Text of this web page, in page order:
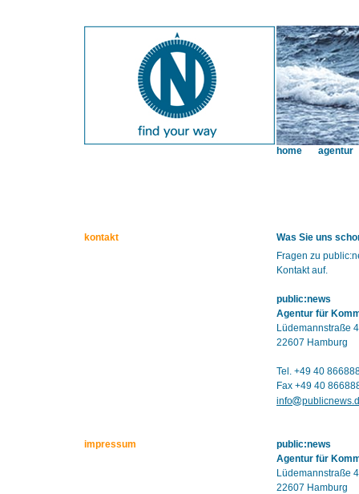
home agentur
kontakt
Was Sie uns
Fragen zu
Kontakt auf.
public:news
Agentur für
Lüdemannstraße 4
22607 Hamburg
Tel. +49 40
Fax +49 40
info
impressum
public:news
Agentur für
Lüdemannstraße 4
22607 Hamburg